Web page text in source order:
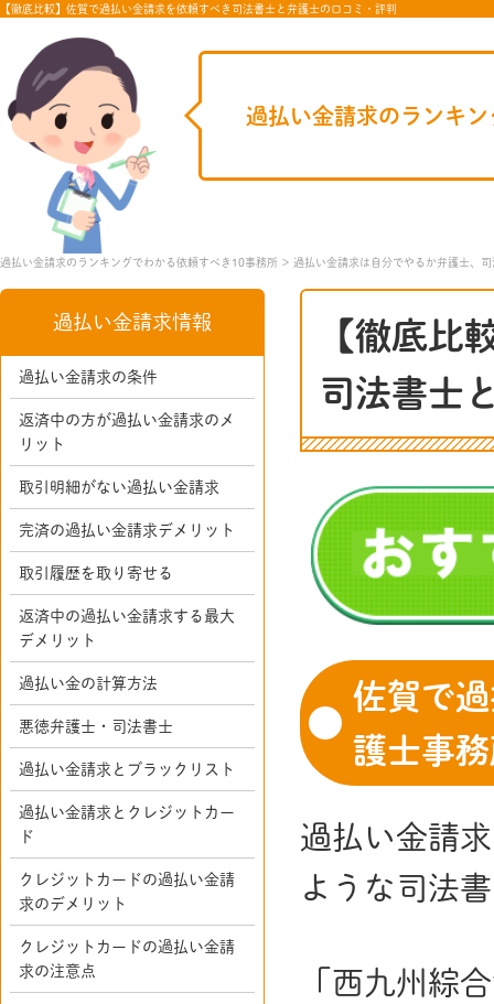
【徹底比較】佐賀で過払い金請求を依頼すべき司法書士と弁護士の口コミ・評判
過払い金請求のランキ
過払い金請求のランキングでわかる依頼すべき10事務所 過払い金請求は自分でやるか弁護士、
【徹底比
司法書士
佐賀で
護士事
過払い金請
ような司法
「西九州綜
過払い金請求情報
過払い金請求の条件
返済中の方が過払い金請求のメ
リット
取引明細がない過払い金請求
完済の過払い金請求デメリット
取引履歴を取り寄せる
返済中の過払い金請求する最大
デメリット
過払い金の計算方法
悪徳弁護士・司法書士
過払い金請求とブラックリスト
過払い金請求とクレジットカー
ド
クレジットカードの過払い金請
求のデメリット
クレジットカードの過払い金請
求の注意点